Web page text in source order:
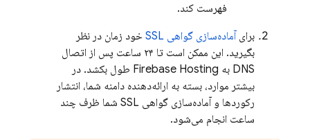
فهرست کند.
برایآماده‌سازی گواهی SSL
خود زمان در نظر
بگیرید. این ممکن است تا ۲۴ ساعت پس از اتصال
DNS به
Firebase Hosting طول بکشد. در
بیشتر موارد، بسته به ارائه‌دهنده دامنه شما، انتشار
رکوردها و آماده‌سازی گواهی SSL شما ظرف چند
ساعت انجام می‌شود.